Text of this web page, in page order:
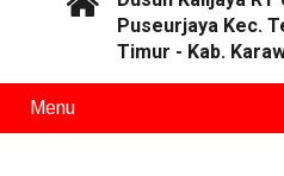
Puseurjaya Kec.
Timur - Kab.
Menu